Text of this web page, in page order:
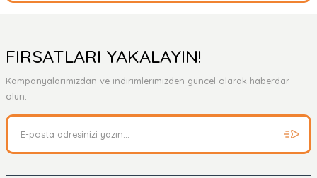
Yorum Yaz
Ürün hakkında henüz soru sorulmamış.
FIRSATLARI YAKALAYIN!
Kampanyalarımızdan ve indirimlerimizden güncel olarak haberdar
olun.